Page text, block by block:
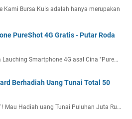
Kami Bursa Kuis adalah hanya merupakan
PureShot 4G Gratis - Putar Roda
Lauching Smartphone 4G asal Cina "Pure…
Berhadiah Uang Tunai Total 50
! Mau Hadiah uang Tunai Puluhan Juta Ru…